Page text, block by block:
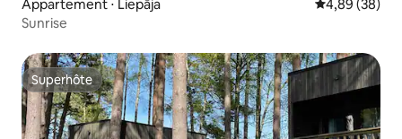
Appartement ⋅ Liepāja Évaluation
4,89 (38)
Sunrise
Superhôte
Superhôte